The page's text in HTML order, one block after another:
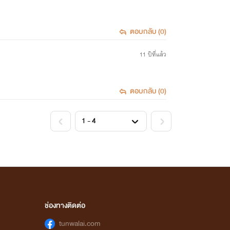
ตอบกลับ (0)
11 ปีที่แล้ว
ตอบกลับ (0)
< >
ช่องทางติดต่อ
tunwalai.com